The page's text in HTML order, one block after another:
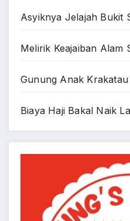
Asyiknya Jelajah Bukit
Melirik Keajaiban Alam
Gunung Anak Krakatau
Biaya Haji Bakal Naik